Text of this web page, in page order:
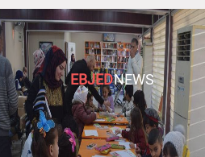
EBJEDNEWS